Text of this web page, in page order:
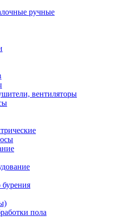
ручные
вентиляторы
бурения
пола